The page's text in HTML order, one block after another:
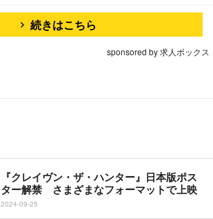
続きはこちら
sponsored by 求人ボックス
『クレイヴン・ザ・ハンター』日本版ポス
ター解禁 さまざまなフォーマットで上映
2024-09-25